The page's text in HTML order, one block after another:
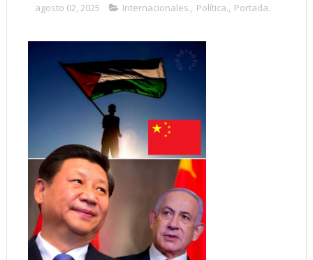
agosto 02, 2025 Internacionales., Política., Portada.